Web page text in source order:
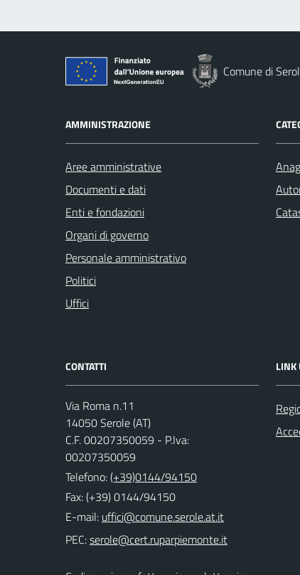
Comune di
AMMINISTRAZIONE
Aree amministrative
Documenti e dati
Enti e fondazioni
Organi di governo
Personale amministrativo
Politici
Uffici
CONTATTI
Via Roma n.11
14050 Serole (AT)
C.F. 00207350059 - P.Iva:
00207350059
Telefono:(+39)0144/94150
Fax: (+39) 0144/94150
E-mail:
PEC:
LINK